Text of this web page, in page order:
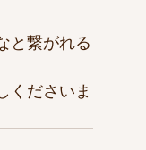
と繋がれる
くださいま